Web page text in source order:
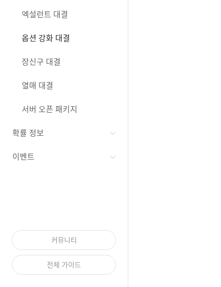
엑설런트 대결
옵션 강화 대결
장신구 대결
열매 대결
서버 오픈 패키지
확률 정보
이벤트
커뮤니티
전체 가이드